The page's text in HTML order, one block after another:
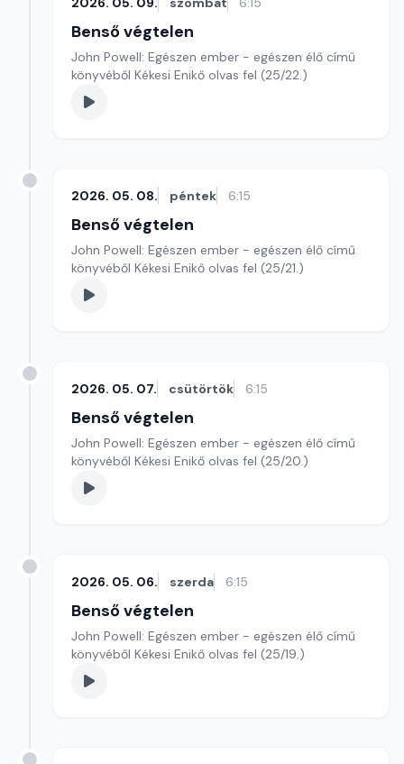
Benső végtelen
John Powell: Egészen ember - egészen élő című
könyvéből Kékesi Enikő olvas fel (25/22.)
2026. 05. 08. péntek 6:15
Benső végtelen
John Powell: Egészen ember - egészen élő című
könyvéből Kékesi Enikő olvas fel (25/21.)
2026. 05. 07. csütörtök 6:15
Benső végtelen
John Powell: Egészen ember - egészen élő című
könyvéből Kékesi Enikő olvas fel (25/20.)
2026. 05. 06. szerda 6:15
Benső végtelen
John Powell: Egészen ember - egészen élő című
könyvéből Kékesi Enikő olvas fel (25/19.)